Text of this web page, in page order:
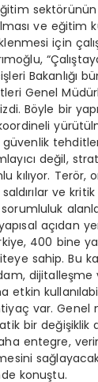
ve eğitim
için
Bakanlığı
Genel
Böyle bir
değil,
kılıyor. Terör,
ve
açıdan
400 bine
sahip. Bu
dijitalleşme
etkin
var. Genel
bir değişiklik
entegre,
konuştu.